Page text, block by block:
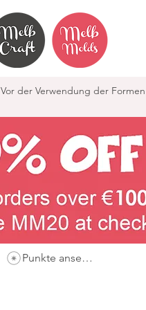
Vor der Verwendung der Formen
Punkte ansehen